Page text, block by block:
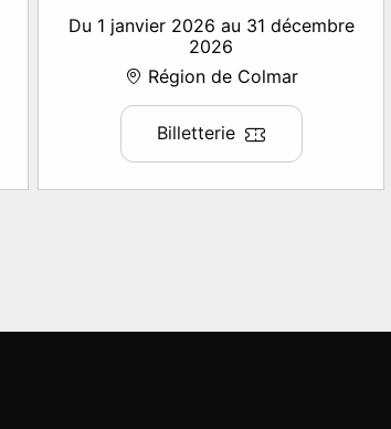
Du 1 janvier 2026 au 31 décembre
2026
Région de Colmar
Billetterie